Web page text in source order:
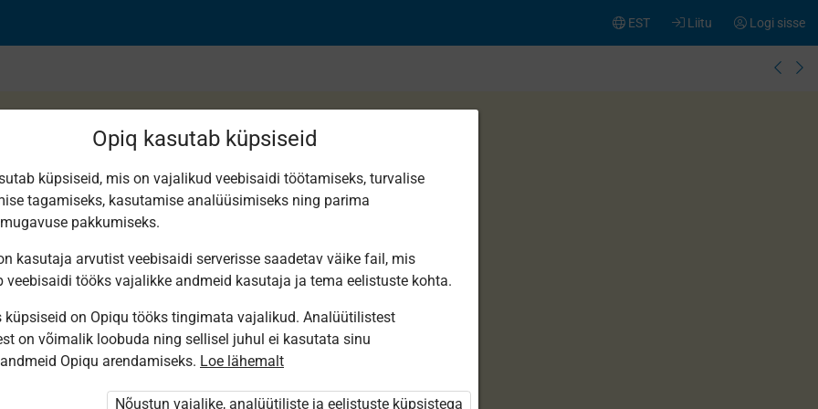
Logi sisse
Liitu
EST
jäljed
ole Opiqusse sisse logitud.
Õpilastele saab määrata õpiku
Opiq kasutab küpsiseid
küpsiseid, mis on vajalikud veebisaidi töötamiseks, turvalise
tagamiseks, kasutamise analüüsimiseks ning parima
pakkumiseks.
kasutaja arvutist veebisaidi serverisse saadetav väike fail, mis
veebisaidi tööks vajalikke andmeid kasutaja ja tema eelistuste kohta.
küpsiseid on Opiqu tööks tingimata vajalikud. Analüütilistest
on võimalik loobuda ning sellisel juhul ei kasutata sinu
Opiqu arendamiseks. Loe lähemalt
Nõustun vajalike, analüütiliste ja eelistuste küpsistega